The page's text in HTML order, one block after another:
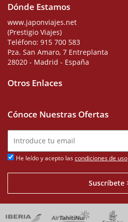
Dónde Estamos
www.japonviajes.net
(Prestigio Viajes)
Teléfono: 915 700 583
Pza. San Amaro, 7 Entreplanta
28020 - Madrid - España
Otros Enlaces
Cónoce Nuestras Ofertas
He leído y acepto lascondiciones de uso